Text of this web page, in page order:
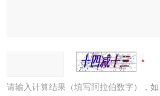
请输入计算结果（填写阿拉伯数字），